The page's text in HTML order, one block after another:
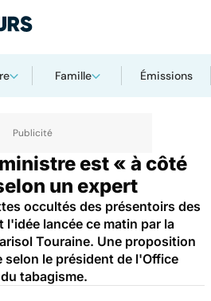
Famille Émissions
est « à côté
un expert
occultés des présentoirs des
lancée ce matin par la
Touraine. Une proposition
le président de l'Office
tabagisme.